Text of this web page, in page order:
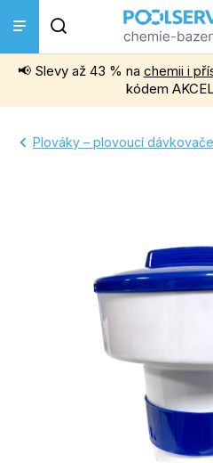
obsah
📢 Slevy až 43 % na chemii i
kódem
Bazénová chemie
Ohřev bazénu
Instalace a montáž
Plováky – plovoucí dávkovače